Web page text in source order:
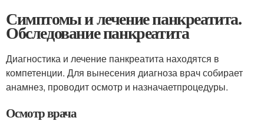
Симптомы и лечение панкреатита.
Обследование панкреатита
Диагностика и лечение панкреатита находятся в
компетенции. Для вынесения диагноза врач собирает
анамнез, проводит осмотр и назначаетпроцедуры.
Осмотр врача